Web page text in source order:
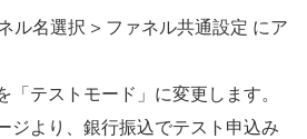
ル名選択 > ファネル共通設定 にア
「テストモード」に変更します。
ジより、銀行振込でテスト申込み